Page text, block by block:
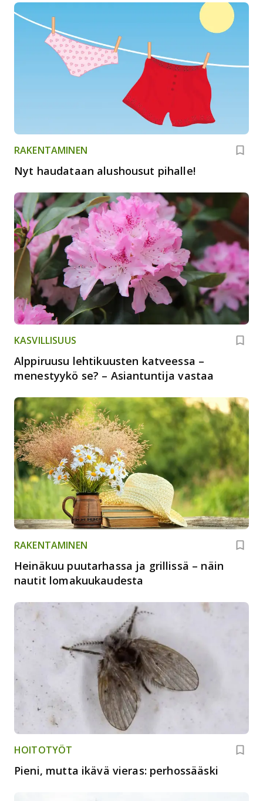
RAKENTAMINEN
Nyt haudataan alushousut pihalle!
KASVILLISUUS
Alppiruusu lehtikuusten katveessa –
menestyykö se? – Asiantuntija vastaa
RAKENTAMINEN
Heinäkuu puutarhassa ja grillissä – näin
nautit lomakuukaudesta
HOITOTYÖT
Pieni, mutta ikävä vieras: perhossääski